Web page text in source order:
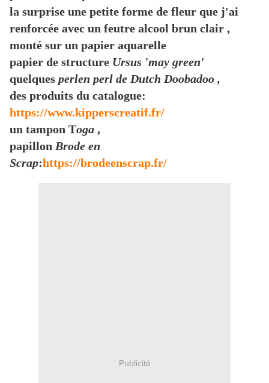
la surprise une petite forme de fleur que j'ai
renforcée avec un feutre alcool brun clair ,
monté sur un papier aquarelle
papier de structure Ursus 'may green'
quelques perlen perl de Dutch Doobadoo ,
des produits du catalogue:
https://www.kipperscreatif.fr/
un tampon Toga ,
papillon Brode en
Scrap:https://brodeenscrap.fr/
Publicité